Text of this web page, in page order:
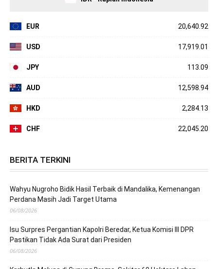
EUR 20,640.92
USD 17,919.01
JPY 113.09
AUD 12,598.94
HKD 2,284.13
CHF 22,045.20
BERITA TERKINI
Wahyu Nugroho Bidik Hasil Terbaik di Mandalika, Kemenangan
Perdana Masih Jadi Target Utama
06/08/2026
Isu Surpres Pergantian Kapolri Beredar, Ketua Komisi III DPR
Pastikan Tidak Ada Surat dari Presiden
06/08/2026